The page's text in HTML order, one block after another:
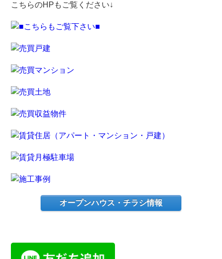
こちらのHPもご覧ください↓
オープンハウス・チラシ情報